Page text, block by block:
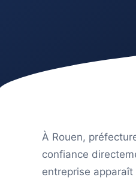
À Rouen,
confiance
entreprise